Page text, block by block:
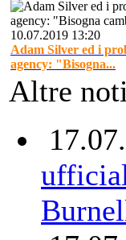
10.07.2019 13:20
Adam Silver ed i
agency: "Bisogna...
Altre